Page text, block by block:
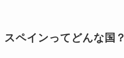
スペインってどんな国？